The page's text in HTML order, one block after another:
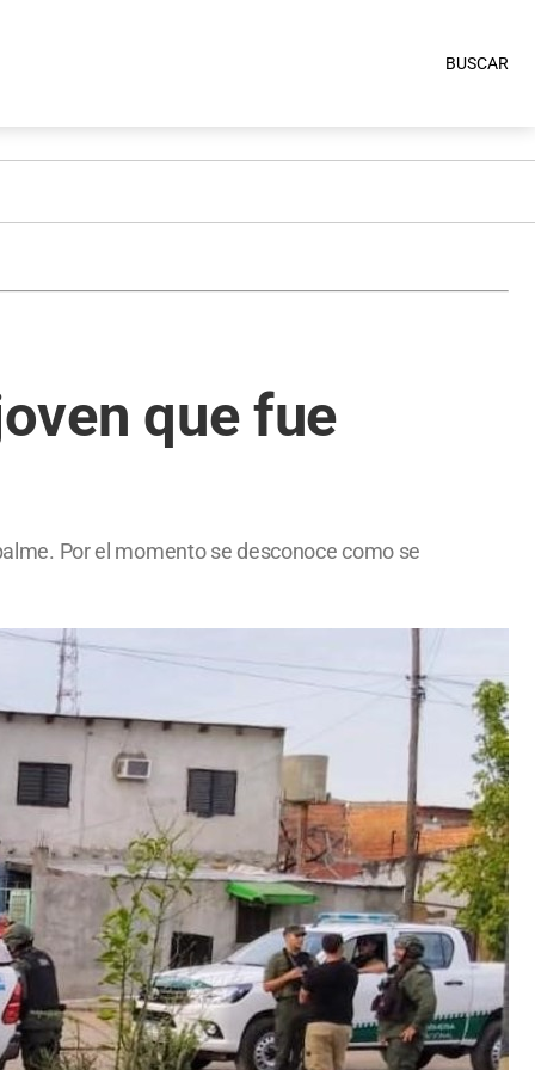
BUSCAR
que fue
Por el momento se desconoce como se